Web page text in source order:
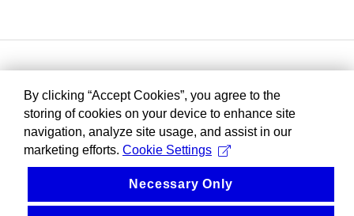
By clicking “Accept Cookies”, you agree to the
storing of cookies on your device to enhance site
navigation, analyze site usage, and assist in our
marketing efforts. Cookie Settings
Necessary Only